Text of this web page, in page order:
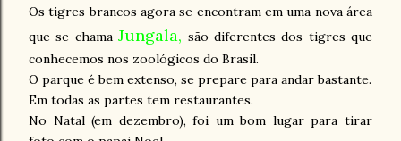
Os tigres brancos agora se encontram em uma nova área
que se chamaJungala, são diferentes dos tigres que
conhecemos nos zoológicos do Brasil.
O parque é bem extenso, se prepare para andar bastante.
Em todas as partes tem restaurantes.
No Natal (em dezembro), foi um bom lugar para tirar